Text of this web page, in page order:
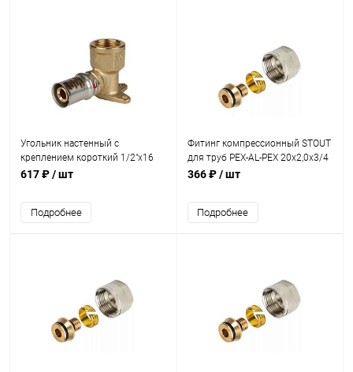
Угольник настенный с
креплением короткий 1/2"х16
STOUT пресс
617 ₽/ шт
Подробнее
Фитинг компрессионный STOUT
для труб PEX-AL-PEX 20х2,0х3/4
366 ₽/ шт
Подробнее